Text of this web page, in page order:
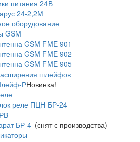
питания 24В
24-2,2М
оборудование
GSM
GSM FME 901
GSM FME 902
GSM FME 905
шлейфов
РНовинка!
реле ПЦН БР-24
БР-4 (снят с производства)